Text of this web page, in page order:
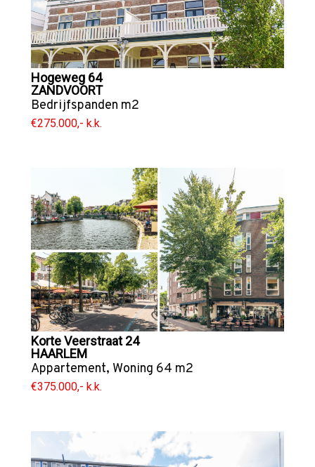
Hogeweg 64
ZANDVOORT
Bedrijfspanden m2
€275.000,- k.k.
Korte Veerstraat 24
HAARLEM
Appartement, Woning 64 m2
€375.000,- k.k.